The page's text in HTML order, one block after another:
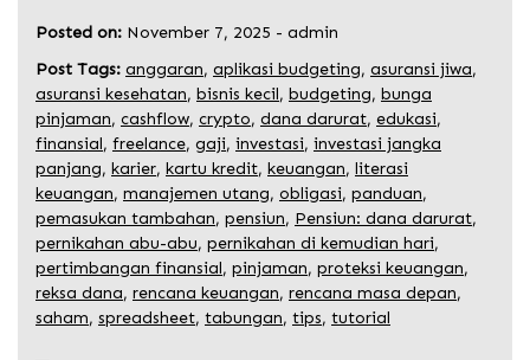
Posted on: November 7, 2025 - admin
Post Tags: anggaran, aplikasi budgeting, asuransi jiwa,
asuransi kesehatan, bisnis kecil, budgeting, bunga
pinjaman, cashflow, crypto, dana darurat, edukasi,
finansial, freelance, gaji, investasi, investasi jangka
panjang, karier, kartu kredit, keuangan, literasi
keuangan, manajemen utang, obligasi, panduan,
pemasukan tambahan, pensiun, Pensiun: dana darurat,
pernikahan abu-abu, pernikahan di kemudian hari,
pertimbangan finansial, pinjaman, proteksi keuangan,
reksa dana, rencana keuangan, rencana masa depan,
saham, spreadsheet, tabungan, tips, tutorial